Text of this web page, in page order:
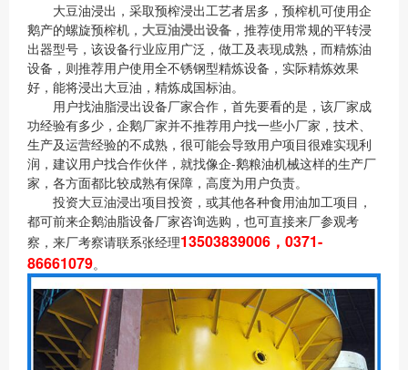
大豆油浸出，采取预榨浸出工艺者居多，预榨机可使用企
鹅产的螺旋预榨机， 大豆油浸出设备 ，推荐使用常规的平转浸
出器型号，该设备行业应用广泛，做工及表现成熟，而精炼油
设备，则推荐用户使用全不锈钢型精炼设备，实际精炼效果
好，能将浸出大豆油，精炼成国标油。
用户找油脂浸出设备厂家合作，首先要看的是，该厂家成
功经验有多少，企鹅厂家并不推荐用户找一些小厂家，技术、
生产及运营经验的不成熟，很可能会导致用户项目很难实现利
润，建议用户找合作伙伴，就找像企-鹅粮油机械这样的生产厂
家，各方面都比较成熟有保障，高度为用户负责。
投资大豆油浸出项目投资，或其他各种食用油加工项目，
都可前来企鹅油脂设备厂家咨询选购，也可直接来厂参观考
察，来厂考察请联系张经理13503839006，0371-
86661079。